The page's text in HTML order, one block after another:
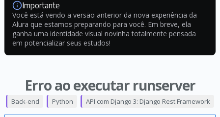
Importante
Você está vendo a versão anterior da nova experiência da
Alura que estamos preparando para você. Em breve, ela
ganha uma identidade visual novinha totalmente pensada
em potencializar seus estudos!
Erro ao executar runserver
Back-end Python API com Django 3: Django Rest Framework